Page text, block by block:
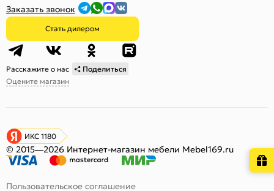
Заказать звонок
Стать дилером
Расскажите о нас
Поделиться
Оцените магазин
ИКС 1180
© 2015—2026 Интернет-магазин мебели Mebel169.ru
Пользовательское соглашение